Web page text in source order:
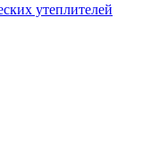
утеплителей